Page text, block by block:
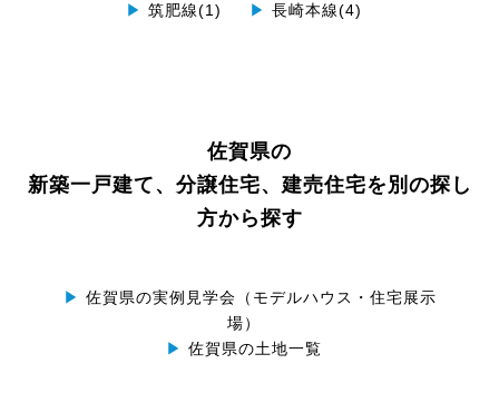
▶ 筑肥線(1) ▶ 長崎本線(4)
佐賀県の
新築一戸建て、分譲住宅、建売住宅を別の探し
方から探す
▶ 佐賀県の実例見学会（モデルハウス・住宅展示
場）
▶ 佐賀県の土地一覧